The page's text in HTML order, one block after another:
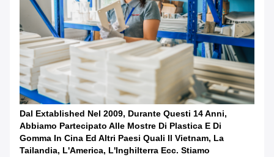
Dal Extablished Nel 2009, Durante Questi 14 Anni,
Abbiamo Partecipato Alle Mostre Di Plastica E Di
Gomma In Cina Ed Altri Paesi Quali Il Vietnam, La
Tailandia, L'America, L'Inghilterra Ecc. Stiamo